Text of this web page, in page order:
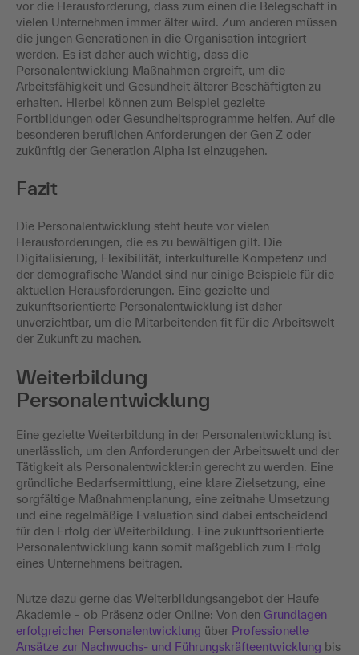
vor die Herausforderung, dass zum einen die Belegschaft in
vielen Unternehmen immer älter wird. Zum anderen müssen
die jungen Generationen in die Organisation integriert
werden. Es ist daher auch wichtig, dass die
Personalentwicklung Maßnahmen ergreift, um die
Arbeitsfähigkeit und Gesundheit älterer Beschäftigten zu
erhalten. Hierbei können zum Beispiel gezielte
Fortbildungen oder Gesundheitsprogramme helfen. Auf die
besonderen beruflichen Anforderungen der Gen Z oder
zukünftig der Generation Alpha ist einzugehen.
Fazit
Die Personalentwicklung steht heute vor vielen
Herausforderungen, die es zu bewältigen gilt. Die
Digitalisierung, Flexibilität, interkulturelle Kompetenz und
der demografische Wandel sind nur einige Beispiele für die
aktuellen Herausforderungen. Eine gezielte und
zukunftsorientierte Personalentwicklung ist daher
unverzichtbar, um die Mitarbeitenden fit für die Arbeitswelt
der Zukunft zu machen.
Weiterbildung
Personalentwicklung
Eine gezielte Weiterbildung in der Personalentwicklung ist
unerlässlich, um den Anforderungen der Arbeitswelt und der
Tätigkeit als Personalentwickler:in gerecht zu werden. Eine
gründliche Bedarfsermittlung, eine klare Zielsetzung, eine
sorgfältige Maßnahmenplanung, eine zeitnahe Umsetzung
und eine regelmäßige Evaluation sind dabei entscheidend
für den Erfolg der Weiterbildung. Eine zukunftsorientierte
Personalentwicklung kann somit maßgeblich zum Erfolg
eines Unternehmens beitragen.
Nutze dazu gerne das Weiterbildungsangebot der Haufe
Akademie – ob Präsenz oder Online: Von den Grundlagen
erfolgreicher Personalentwicklung über Professionelle
Ansätze zur Nachwuchs- und Führungskräfteentwicklung bis